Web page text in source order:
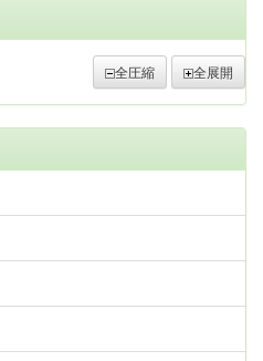
全圧縮 全展開